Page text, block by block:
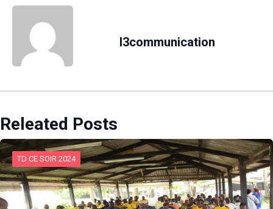
l3communication
Releated Posts
TD CE SOIR 2024